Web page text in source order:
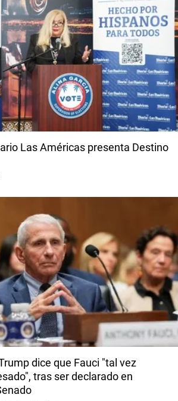
Las Américas presenta Destino
dice que Fauci "tal vez
tras ser declarado en